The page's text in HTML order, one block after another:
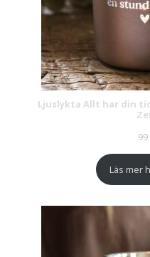
Ljuslykta Allt har din
99
Läs mer